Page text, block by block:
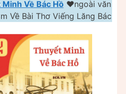
Về Bác Hồ❤️️ngoài văn
Về Bài Thơ Viếng Lăng Bác